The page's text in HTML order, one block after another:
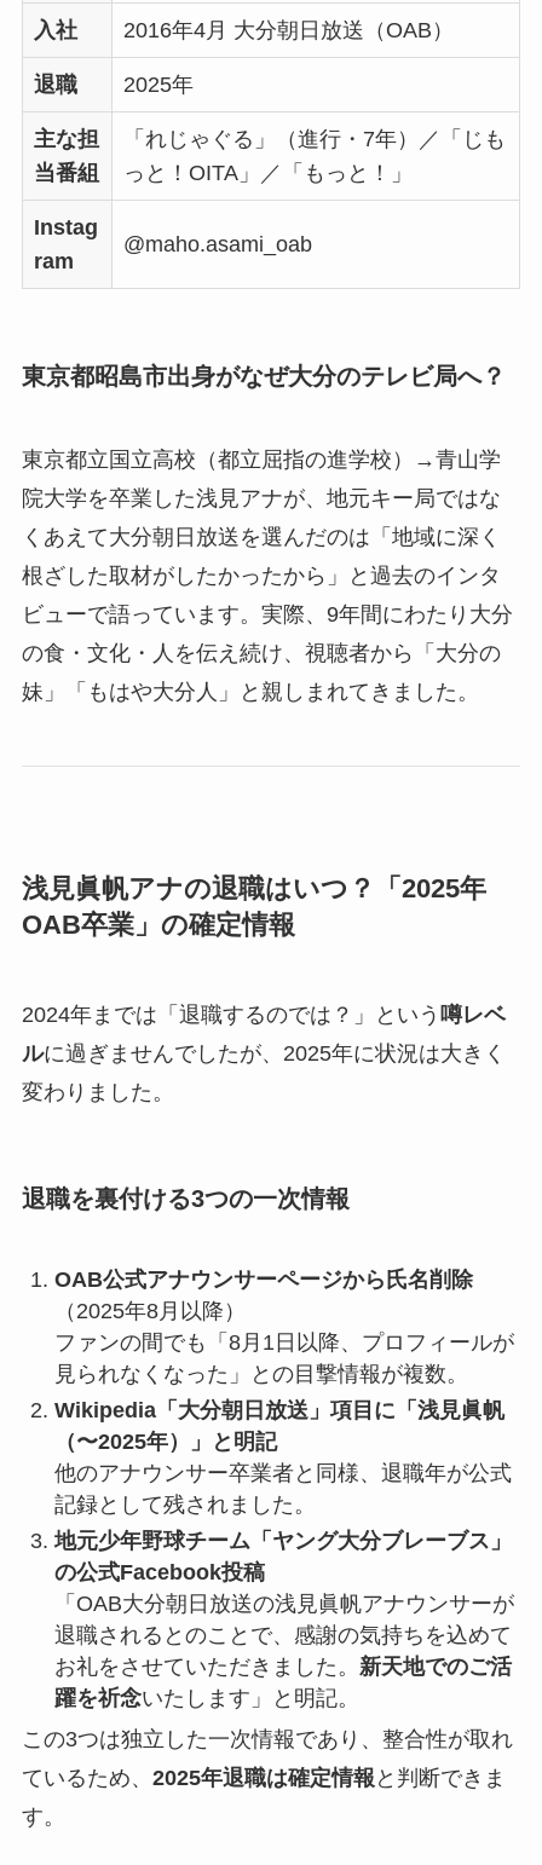
入社 2016年4月 大分朝日放送（OAB）
退職 2025年
主な担
当番組
「れじゃぐる」（進行・7年）／「じも
っと！OITA」／「もっと！」
Instag
ram
@maho.asami_oab
東京都昭島市出身がなぜ大分のテレビ局へ？
東京都立国立高校（都立屈指の進学校）→青山学
院大学を卒業した浅見アナが、地元キー局ではな
くあえて大分朝日放送を選んだのは「地域に深く
根ざした取材がしたかったから」と過去のインタ
ビューで語っています。実際、9年間にわたり大分
の食・文化・人を伝え続け、視聴者から「大分の
妹」「もはや大分人」と親しまれてきました。
浅見眞帆アナの退職はいつ？「2025年
OAB卒業」の確定情報
2024年までは「退職するのでは？」という 噂レベ
ルに過ぎませんでしたが、2025年に状況は大きく
変わりました。
退職を裏付ける3つの一次情報
OAB公式アナウンサーページから氏名削除
（2025年8月以降）
ファンの間でも「8月1日以降、プロフィールが
見られなくなった」との目撃情報が複数。
Wikipedia「大分朝日放送」項目に「浅見眞帆
（〜2025年）」と明記
他のアナウンサー卒業者と同様、退職年が公式
記録として残されました。
地元少年野球チーム「ヤング大分ブレーブス」
の公式Facebook投稿
「OAB大分朝日放送の浅見眞帆アナウンサーが
退職されるとのことで、感謝の気持ちを込めて
お礼をさせていただきました。 新天地でのご活
躍を祈念いたします」と明記。
この3つは独立した一次情報であり、整合性が取れ
ているため、 2025年退職は確定情報 と判断できま
す。